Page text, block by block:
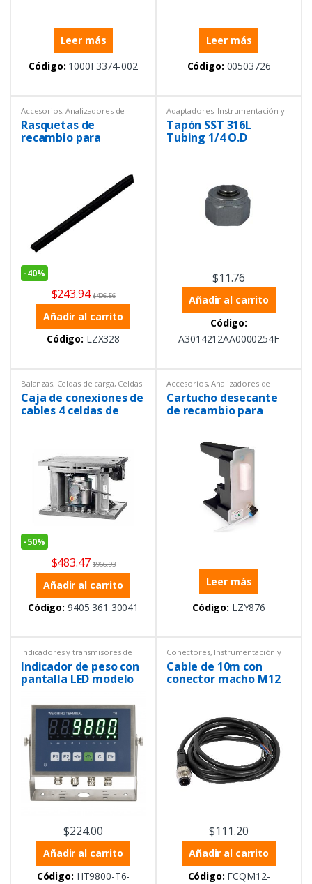
Leer más
Código: 1000F3374-002
Leer más
Código: 00503726
Accesorios,Analizadores de
líquidos Controladores
Instrumentación y Procesos
Ofertas
Rasquetas de
recambio para
-40%
$243.94 $406.56
Añadir al carrito
Código: LZX328
Adaptadores, Instrumentación y
Procesos
Tapón SST 316L
Tubing 1/4 O.D
$11.76
Añadir al carrito
Código:
A3014212AA0000254F
Balanzas, Celdas de carga, Celdas
de Carga ,
Laboratorio ,General,
Instrumentación y Procesos
Ofertas,Peso
Caja de conexiones de
cables 4 celdas de
-50%
$483.47 $966.93
Añadir al carrito
Código: 9405 361 30041
Accesorios,Analizadores de
líquidos Instrumentación y
Procesos, Sensores
Cartucho desecante
de recambio para
Leer más
Código: LZY876
Indicadores y transmisores de
peso, Instrumentación y
Procesos, Peso
Indicador de peso con
pantalla LED modelo
TCP/IP
$224.00
Añadir al carrito
Código: HT9800-T6-
Conectores, Instrumentación y
Procesos
Cable de 10m con
conector macho M12
$111.20
Añadir al carrito
Código: FCQM12-